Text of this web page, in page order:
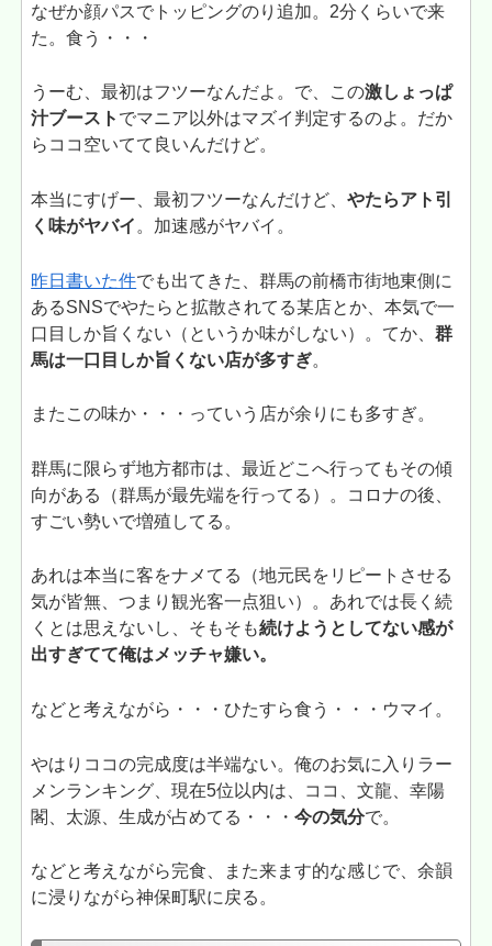
なぜか顔パスでトッピングのり追加。2分くらいで来
た。食う・・・
うーむ、最初はフツーなんだよ。で、この激しょっぱ
汁ブースト でマニア以外はマズイ判定するのよ。だか
らココ空いてて良いんだけど。
本当にすげー、最初フツーなんだけど、やたらアト引
く味がヤバイ 。加速感がヤバイ。
昨日書いた件でも出てきた、群馬の前橋市街地東側に
あるSNSでやたらと拡散されてる某店とか、本気で一
口目しか旨くない（というか味がしない）。てか、群
馬は一口目しか旨くない店が多すぎ。
またこの味か・・・っていう店が余りにも多すぎ。
群馬に限らず地方都市は、最近どこへ行ってもその傾
向がある（群馬が最先端を行ってる）。コロナの後、
すごい勢いで増殖してる。
あれは本当に客をナメてる（地元民をリピートさせる
気が皆無、つまり観光客一点狙い）。あれでは長く続
くとは思えないし、そもそも続けようとしてない感が
出すぎてて俺はメッチャ嫌い。
などと考えながら・・・ひたすら食う・・・ウマイ。
やはりココの完成度は半端ない。俺のお気に入りラー
メンランキング、現在5位以内は、ココ、文龍、幸陽
閣、太源、生成が占めてる・・・今の気分で。
などと考えながら完食、また来ます的な感じで、余韻
に浸りながら神保町駅に戻る。